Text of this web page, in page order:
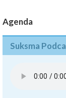
Agenda
Suksma